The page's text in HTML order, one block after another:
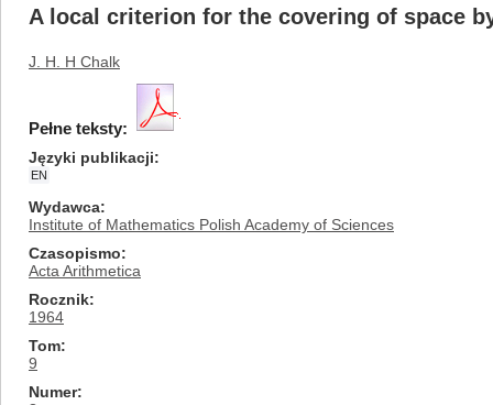
A local criterion for the covering of space
J. H. H Chalk
Pełne teksty:
Języki publikacji
EN
Wydawca
Institute of Mathematics Polish Academy of Sciences
Czasopismo
Acta Arithmetica
Rocznik
1964
Tom
9
Numer